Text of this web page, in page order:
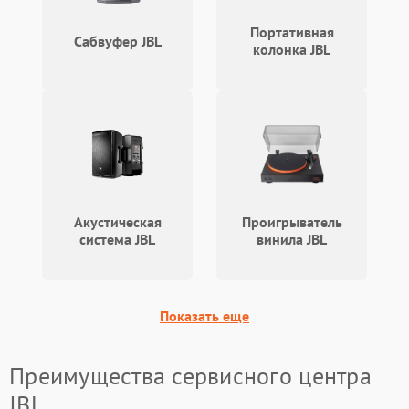
охлаждения
Неисправность
Подробнее →
звуковой обработки
Сабвуфер JBL
Портативная
колонка JBL
Акустическая
система JBL
Проигрыватель
винила JBL
Показать еще
Преимущества сервисного центра